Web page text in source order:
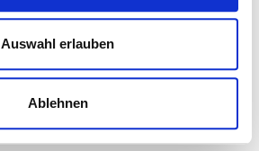
Auswahl erlauben
Ablehnen